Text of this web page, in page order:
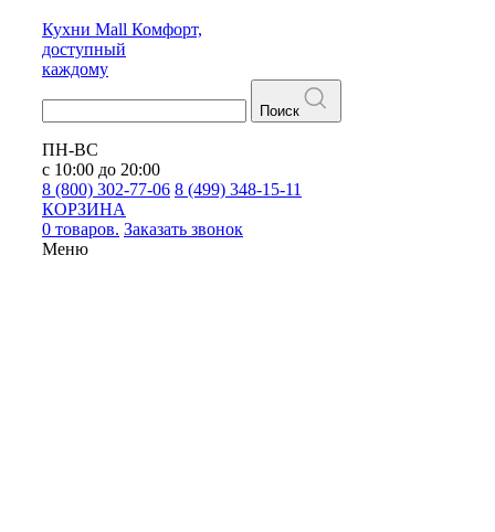
Кухни Mall Комфорт,
доступный
каждому
Поиск
ПН-ВС
с 10:00 до 20:00
8 (800) 302-77-06 8 (499) 348-15-11
КОРЗИНА
0 товаров. Заказать звонок
Меню